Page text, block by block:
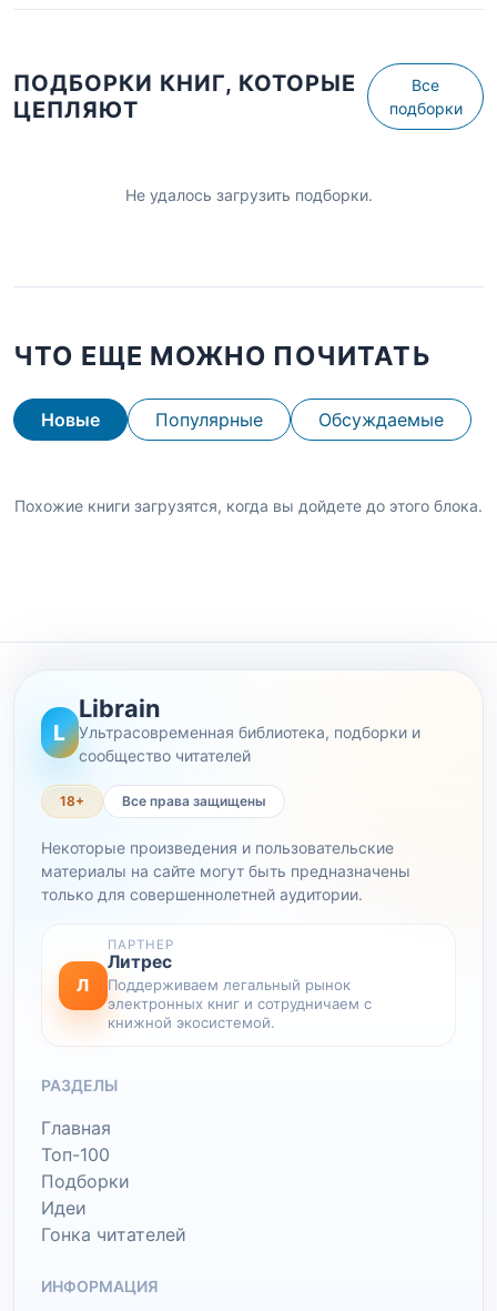
ПОДБОРКИ КНИГ, КОТОРЫЕ
ЦЕПЛЯЮТ
Все
подборки
Не удалось загрузить подборки.
ЧТО ЕЩЕ МОЖНО ПОЧИТАТЬ
Новые Популярные Обсуждаемые
Похожие книги загрузятся, когда вы дойдете до этого блока.
L
Librain
Ультрасовременная библиотека, подборки и
сообщество читателей
18+ Все права защищены
Некоторые произведения и пользовательские
материалы на сайте могут быть предназначены
только для совершеннолетней аудитории.
Л
ПАРТНЕР
Литрес
Поддерживаем легальный рынок
электронных книг и сотрудничаем с
книжной экосистемой.
РАЗДЕЛЫ
Главная
Топ-100
Подборки
Идеи
Гонка читателей
ИНФОРМАЦИЯ